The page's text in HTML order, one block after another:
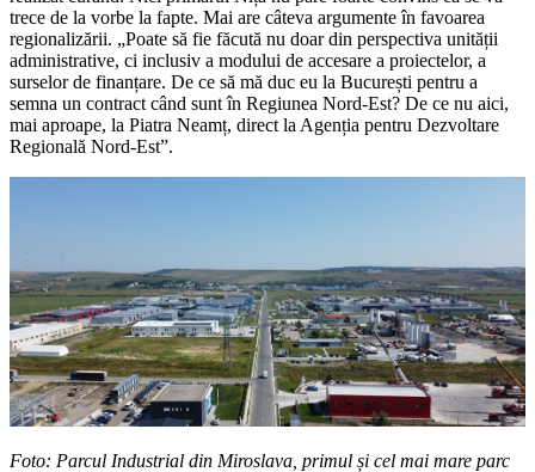
trece de la vorbe la fapte. Mai are câteva argumente în favoarea
regionalizării. „Poate să fie făcută nu doar din perspectiva unității
administrative, ci inclusiv a modului de accesare a proiectelor, a
surselor de finanțare. De ce să mă duc eu la București pentru a
semna un contract când sunt în Regiunea Nord-Est? De ce nu aici,
mai aproape, la Piatra Neamț, direct la Agenția pentru Dezvoltare
Regională Nord-Est”.
Foto: Parcul Industrial din Miroslava, primul și cel mai mare parc